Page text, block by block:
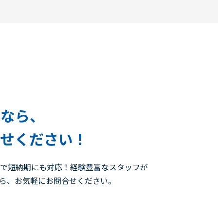
ら、
ください！
短納期にも対応！経験豊富なスタッフが
お気軽にお問合せください。